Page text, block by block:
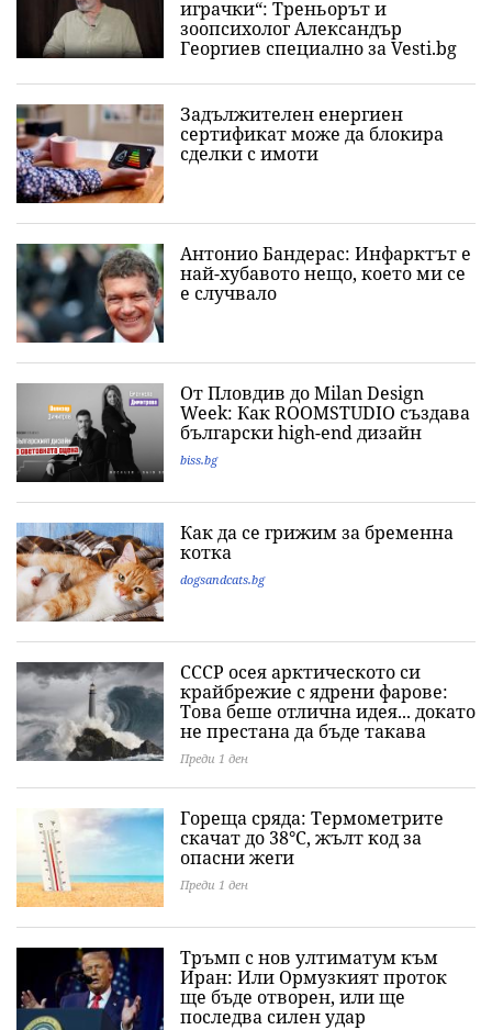
играчки“: Треньорът и
зоопсихолог Александър
Георгиев специално за Vesti.bg
Задължителен енергиен
сертификат може да блокира
сделки с имоти
Антонио Бандерас: Инфарктът е
най-хубавото нещо, което ми се
е случвало
От Пловдив до Milan Design
Week: Как ROOMSTUDIO създава
български high-end дизайн
biss.bg
Как да се грижим за бременна
котка
dogsandcats.bg
СССР осея арктическото си
крайбрежие с ядрени фарове:
Това беше отлична идея... докато
не престана да бъде такава
Преди 1 ден
Гореща сряда: Термометрите
скачат до 38°C, жълт код за
опасни жеги
Преди 1 ден
Тръмп с нов ултиматум към
Иран: Или Ормузкият проток
ще бъде отворен, или ще
последва силен удар